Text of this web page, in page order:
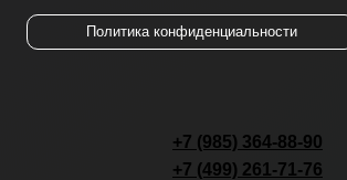
Политика конфиденциальности
+7 (985) 364-88-90
+7 (499) 261-71-76